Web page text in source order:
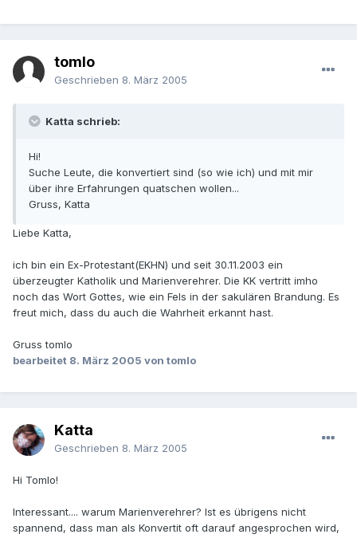
tomlo
Geschrieben 8. März 2005
Katta schrieb:
Hi!
Suche Leute, die konvertiert sind (so wie ich) und mit mir
über ihre Erfahrungen quatschen wollen...
Gruss, Katta
Liebe Katta,
ich bin ein Ex-Protestant(EKHN) und seit 30.11.2003 ein
überzeugter Katholik und Marienverehrer. Die KK vertritt imho
noch das Wort Gottes, wie ein Fels in der sakulären Brandung. Es
freut mich, dass du auch die Wahrheit erkannt hast.
Gruss tomlo
bearbeitet 8. März 2005 von tomlo
Katta
Geschrieben 8. März 2005
Hi Tomlo!
Interessant.... warum Marienverehrer? Ist es übrigens nicht
spannend, dass man als Konvertit oft darauf angesprochen wird,